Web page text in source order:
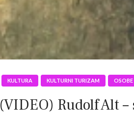
KULTURA KULTURNI TURIZAM OSOBE
(VIDEO) Rudolf Alt